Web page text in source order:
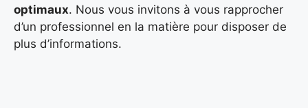
optimaux. Nous vous invitons à vous rapprocher
d’un professionnel en la matière pour disposer de
plus d’informations.